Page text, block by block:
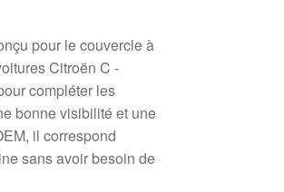
pour le couvercle à
Citroën C -
compléter les
bonne visibilité et une
il correspond
sans avoir besoin de